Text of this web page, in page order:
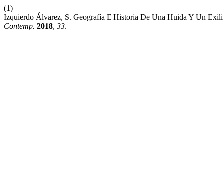
(1)
Izquierdo Álvarez, S. Geografía E Historia De Una Huida Y Un
Contemp. 2018, 33.